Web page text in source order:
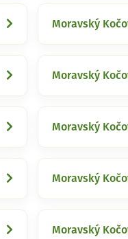
Moravský
Moravský
Moravský
Moravský
Moravský